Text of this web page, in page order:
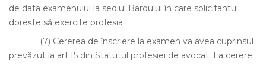
de data examenului la sediul Baroului în care solicitantul
doreşte să exercite profesia.
(7) Cererea de înscriere la examen va avea cuprinsul
prevăzut la art.15 din Statutul profesiei de avocat. La cerere